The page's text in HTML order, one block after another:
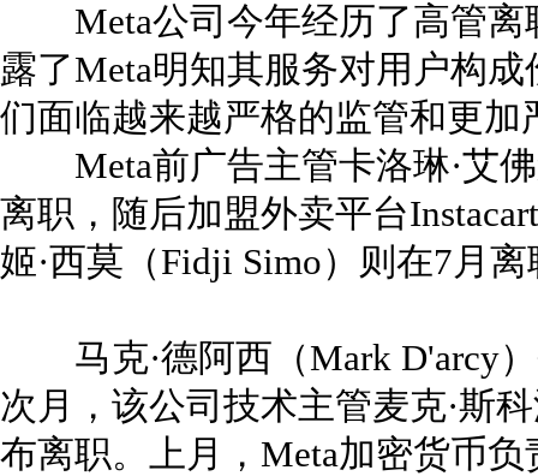
Meta公司今年经历了高管离
露了Meta明知其服务对用户构
们面临越来越严格的监管和更加
Meta前广告主管卡洛琳·艾佛
离职，随后加盟外卖平台
姬·西莫（Fidji Simo）则在7月
马克·德阿西（Mark D'arcy）
次月，该公司技术主管麦克·斯
布离职。上月，Meta加密货币负